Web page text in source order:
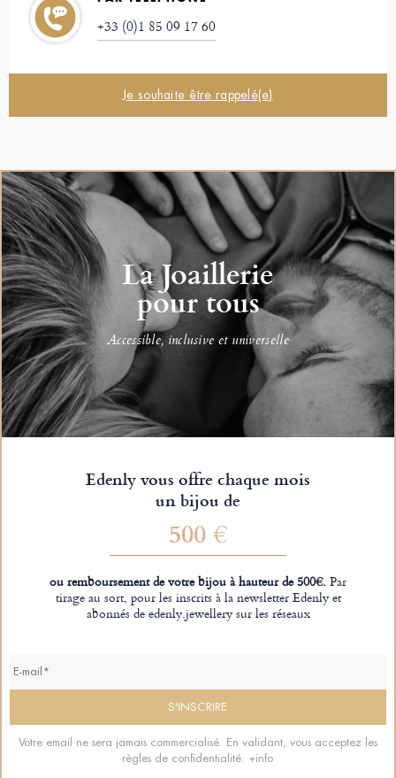
+33 (0)1 85 09 17 60
Je souhaite être rappelé(e)
La Joaillerie
pour tous
Accessible, inclusive et universelle
Edenly vous offre chaque mois
un bijou de
500 €
ou remboursement de votre bijou à hauteur de 500€.Par
tirage au sort, pour les inscrits à la newsletter Edenly et
abonnés de edenly.jewellery sur les réseaux
Votre email ne sera jamais commercialisé. En validant, vous acceptez les
règles de confidentialité. +info